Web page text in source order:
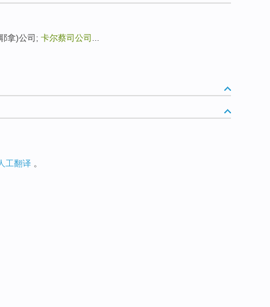
拿)公司; 卡尔蔡司公司
工翻译 。